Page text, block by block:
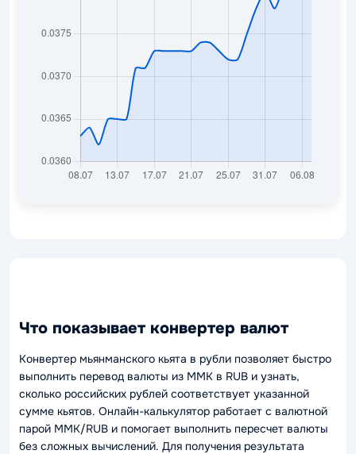
Что показывает конвертер валют
Конвертер мьянманского кьята в рубли позволяет быстро
выполнить перевод валюты из MMK в RUB и узнать,
сколько российских рублей соответствует указанной
сумме кьятов. Онлайн-калькулятор работает с валютной
парой MMK/RUB и помогает выполнить пересчет валюты
без сложных вычислений. Для получения результата